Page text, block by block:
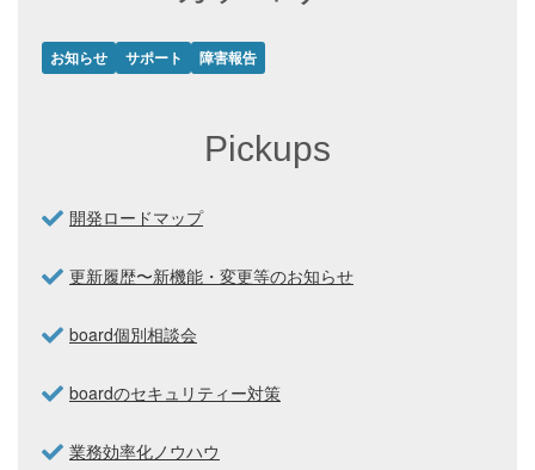
お知らせ サポート 障害報告
Pickups
開発ロードマップ
更新履歴〜新機能・変更等のお知らせ
board個別相談会
boardのセキュリティー対策
業務効率化ノウハウ